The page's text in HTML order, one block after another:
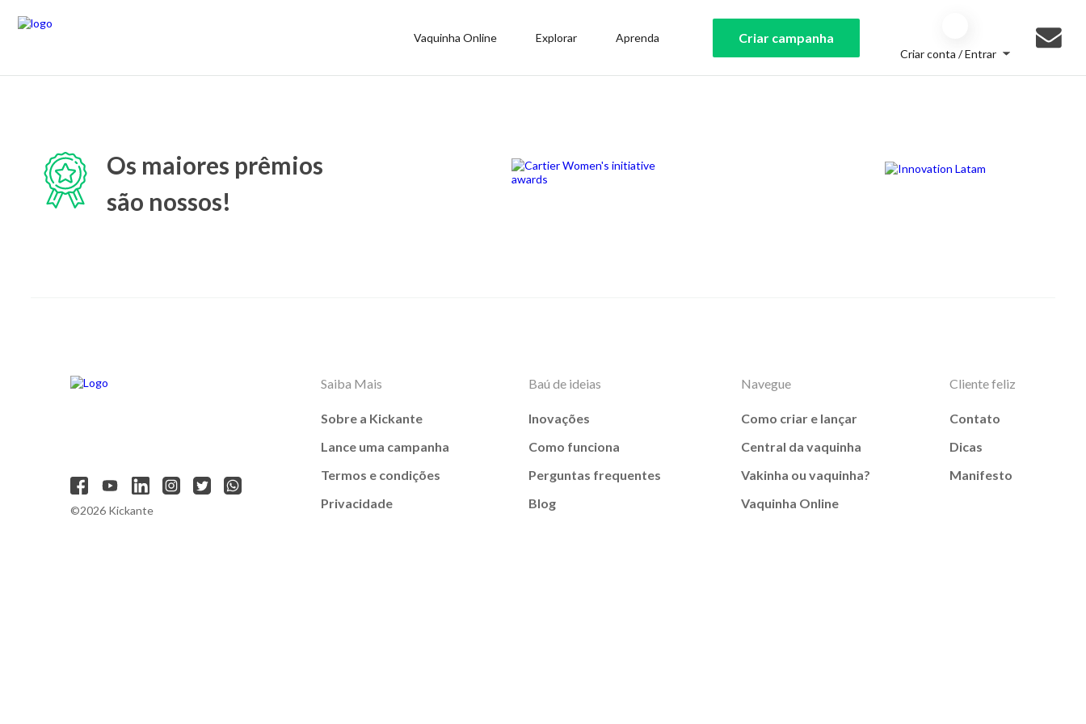
Vaquinha Online Explorar Aprenda Criar campanha
Criar conta / Entrar
Os maiores prêmios
são nossos!
©2026 Kickante
Saiba Mais
Sobre a Kickante
Lance uma campanha
Termos e condições
Privacidade
Baú de ideias
Inovações
Como funciona
Perguntas frequentes
Blog
Navegue
Como criar e lançar
Central da vaquinha
Vakinha ou vaquinha?
Vaquinha Online
Cliente feliz
Contato
Dicas
Manifesto